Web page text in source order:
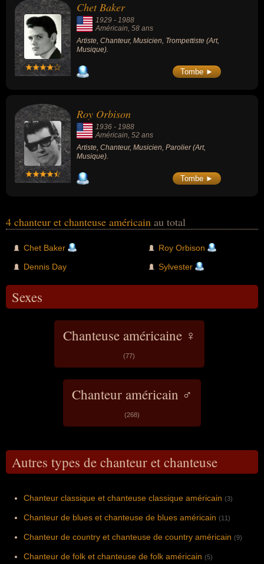
Chet Baker
1929 - 1988
Américain, 58 ans
Artiste, Chanteur, Musicien, Trompettiste (Art,
Musique).
Tombe ►
Roy Orbison
1936 - 1988
Américain , 52 ans
Artiste, Chanteur, Musicien, Parolier (Art,
Musique).
Tombe ►
4 chanteur et chanteuse américain au total
Chet Baker
Dennis Day
Roy Orbison
Sylvester
Sexes
Chanteuse américaine ♀
(77)
Chanteur américain ♂
(268)
Autres types de chanteur et chanteuse
Chanteur classique et chanteuse classique américain (3)
Chanteur de blues et chanteuse de blues américain (11)
Chanteur de country et chanteuse de country américain (9)
Chanteur de folk et chanteuse de folk américain (5)